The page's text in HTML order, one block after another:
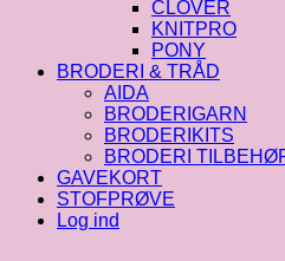
CLOVER
KNITPRO
PONY
BRODERI & TRÅD
AIDA
BRODERIGARN
BRODERIKITS
BRODERI
GAVEKORT
STOFPRØVE
Log ind